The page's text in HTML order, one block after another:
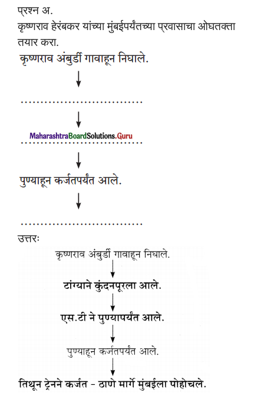
प्रश्न अ.
कृष्णराव हेरंबकर यांच्या मुंबईपर्यंतच्या प्रवासाचा ओघतक्ता
तयार करा.
उत्तरः